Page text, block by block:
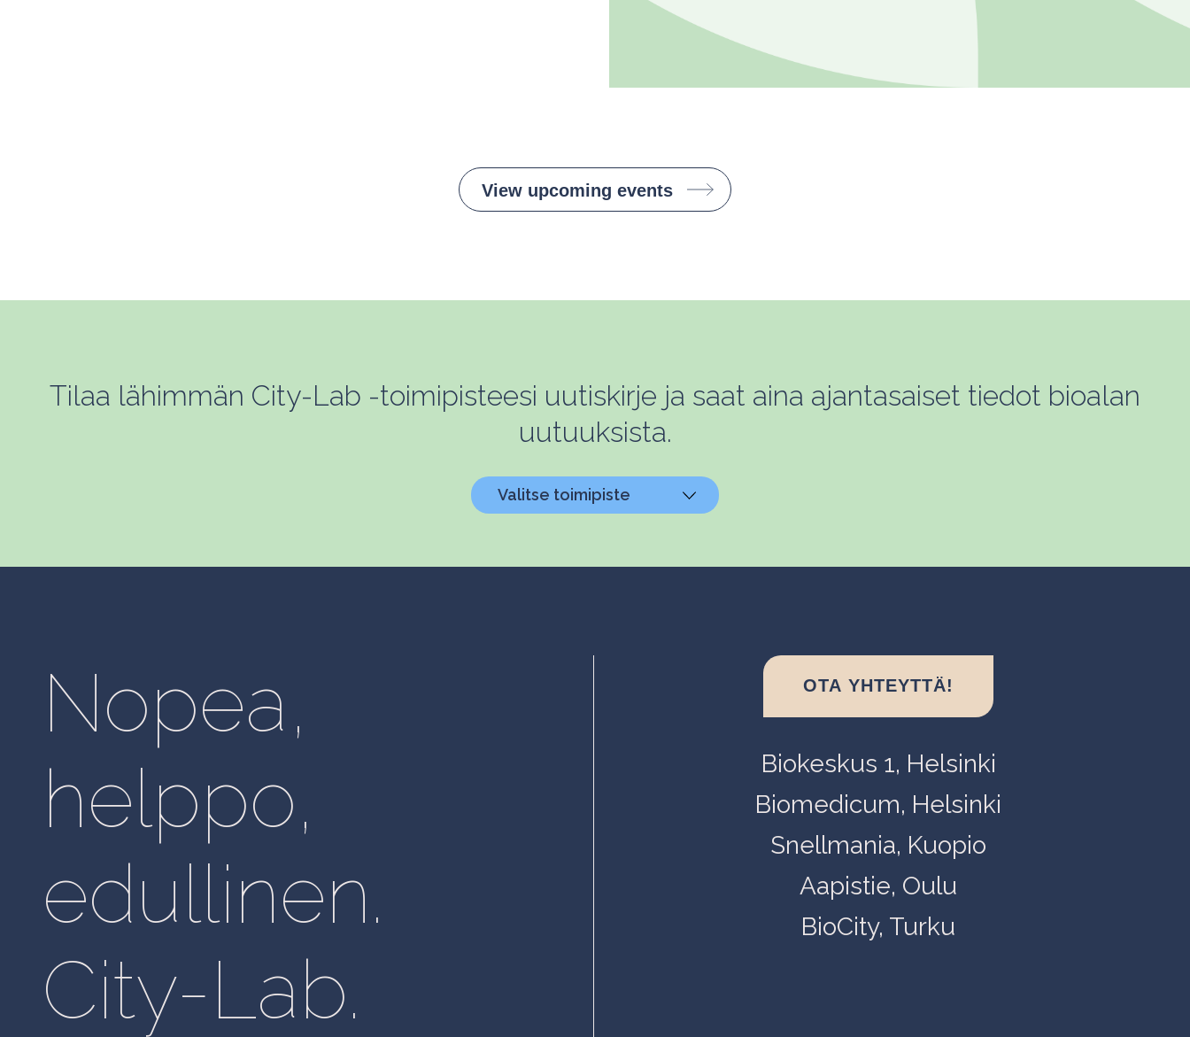
View upcoming events
Tilaa lähimmän City-Lab -toimipisteesi uutiskirje ja saat aina ajantasaiset tiedot bioalan
uutuuksista.
Valitse toimipiste
Helsinki, Biomedicum
Turku, BioCity
Nopea,
helppo,
edullinen.
City-Lab.
OTA YHTEYTTÄ!
Biokeskus 1, Helsinki
Biomedicum, Helsinki
Snellmania, Kuopio
Aapistie, Oulu
BioCity, Turku